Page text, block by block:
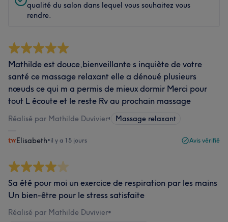
qualité du salon dans lequel vous souhaitez vous
rendre.
Mathilde est douce,bienveillante s inquiète de votre
santé ce massage relaxant elle a dénoué plusieurs
nœuds ce qui m a permis de mieux dormir Merci pour
tout L écoute et le reste Rv au prochain massage
Réalisé par Mathilde Duvivier• Massage relaxant
Elisabeth•il y a 15 jours Avis vérifié
Sa été pour moi un exercice de respiration par les mains
Un bien-être pour le stress satisfaite
Réalisé par Mathilde Duvivier•